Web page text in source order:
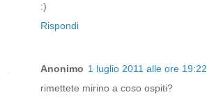
:)
Rispondi
Anonimo 1 luglio 2011 alle ore 19:22
rimettete mirino a coso ospiti?